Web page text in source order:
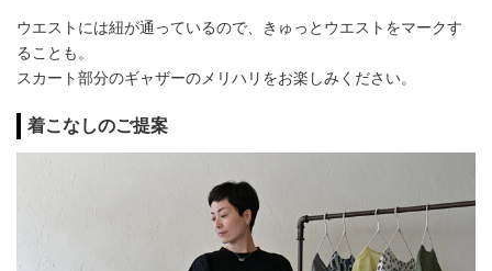
ウエストには紐が通っているので、きゅっとウエストをマークす
ることも。
スカート部分のギャザーのメリハリをお楽しみください。
着こなしのご提案